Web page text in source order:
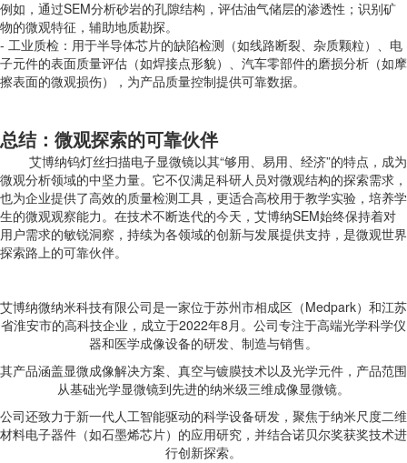
例如，通过SEM分析砂岩的孔隙结构，评估油气储层的渗透性；识别矿
物的微观特征，辅助地质勘探。
- 工业质检：用于半导体芯片的缺陷检测（如线路断裂、杂质颗粒）、电
子元件的表面质量评估（如焊接点形貌）、汽车零部件的磨损分析（如摩
擦表面的微观损伤），为产品质量控制提供可靠数据。
总结：微观探索的可靠伙伴
艾博纳钨灯丝扫描电子显微镜以其“够用、易用、经济”的特点，成为
微观分析领域的中坚力量。它不仅满足科研人员对微观结构的探索需求，
也为企业提供了高效的质量检测工具，更适合高校用于教学实验，培养学
生的微观观察能力。在技术不断迭代的今天，艾博纳SEM始终保持着对
用户需求的敏锐洞察，持续为各领域的创新与发展提供支持，是微观世界
探索路上的可靠伙伴。
艾博纳微纳米科技有限公司是一家位于苏州市相成区（Medpark）和江苏
省淮安市的高科技企业，成立于2022年8月。公司专注于高端光学科学仪
器和医学成像设备的研发、制造与销售。
其产品涵盖显微成像解决方案、真空与镀膜技术以及光学元件，产品范围
从基础光学显微镜到先进的纳米级三维成像显微镜。
公司还致力于新一代人工智能驱动的科学设备研发，聚焦于纳米尺度二维
材料电子器件（如石墨烯芯片）的应用研究，并结合诺贝尔奖获奖技术进
行创新探索。